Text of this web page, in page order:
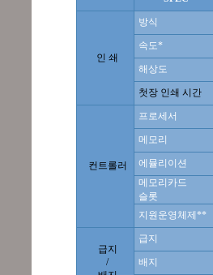
인 쇄
방식
속도*
해상도
첫장 인쇄 시간
컨트롤러
프로세서
메모리
에뮬리이션
메모리카드
슬롯
지원운영체제 **
급지
/
급지
배지